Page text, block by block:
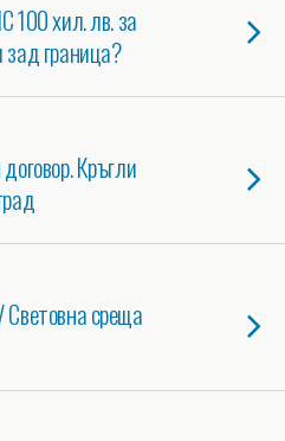
100 хил. лв. за
граница?
Кръгли
среща